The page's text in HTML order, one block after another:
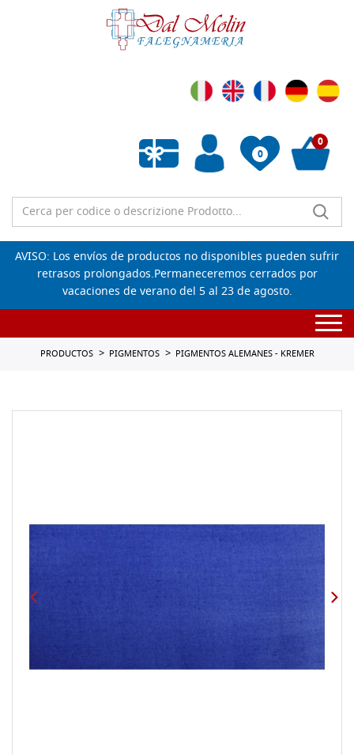
0
Lista de deseos vacía
0
AVISO: Los envíos de productos no disponibles pueden sufrir
retrasos prolongados.Permaneceremos cerrados por
vacaciones de verano del 5 al 23 de agosto.
PRODUCTOS PIGMENTOS PIGMENTOS ALEMANES - KREMER